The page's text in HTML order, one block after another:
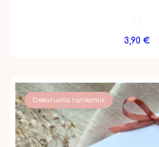
3,90 €
Dekoruota rankomis